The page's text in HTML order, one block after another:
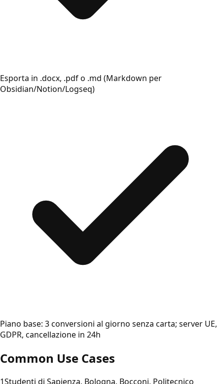
Esporta in .docx, .pdf o .md (Markdown per
Obsidian/Notion/Logseq)
Piano base: 3 conversioni al giorno senza carta; server UE,
GDPR, cancellazione in 24h
Common Use Cases
1Studenti di Sapienza, Bologna, Bocconi, Politecnico